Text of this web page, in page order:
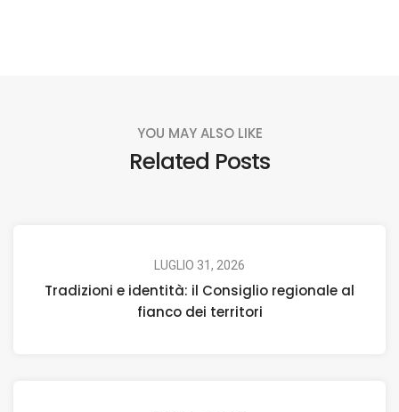
YOU MAY ALSO LIKE
Related Posts
LUGLIO 31, 2026
Tradizioni e identità: il Consiglio regionale al
fianco dei territori